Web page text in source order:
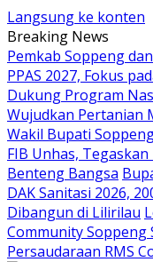
Langsung ke konten
Breaking News
Pemkab Soppeng
PPAS 2027, Fokus
Dukung Program
Wujudkan Pertanian
Wakil Bupati
FIB Unhas,
Benteng Bangsa
DAK Sanitasi 2026,
Dibangun di Lilirilau
Community
Persaudaraan RMS